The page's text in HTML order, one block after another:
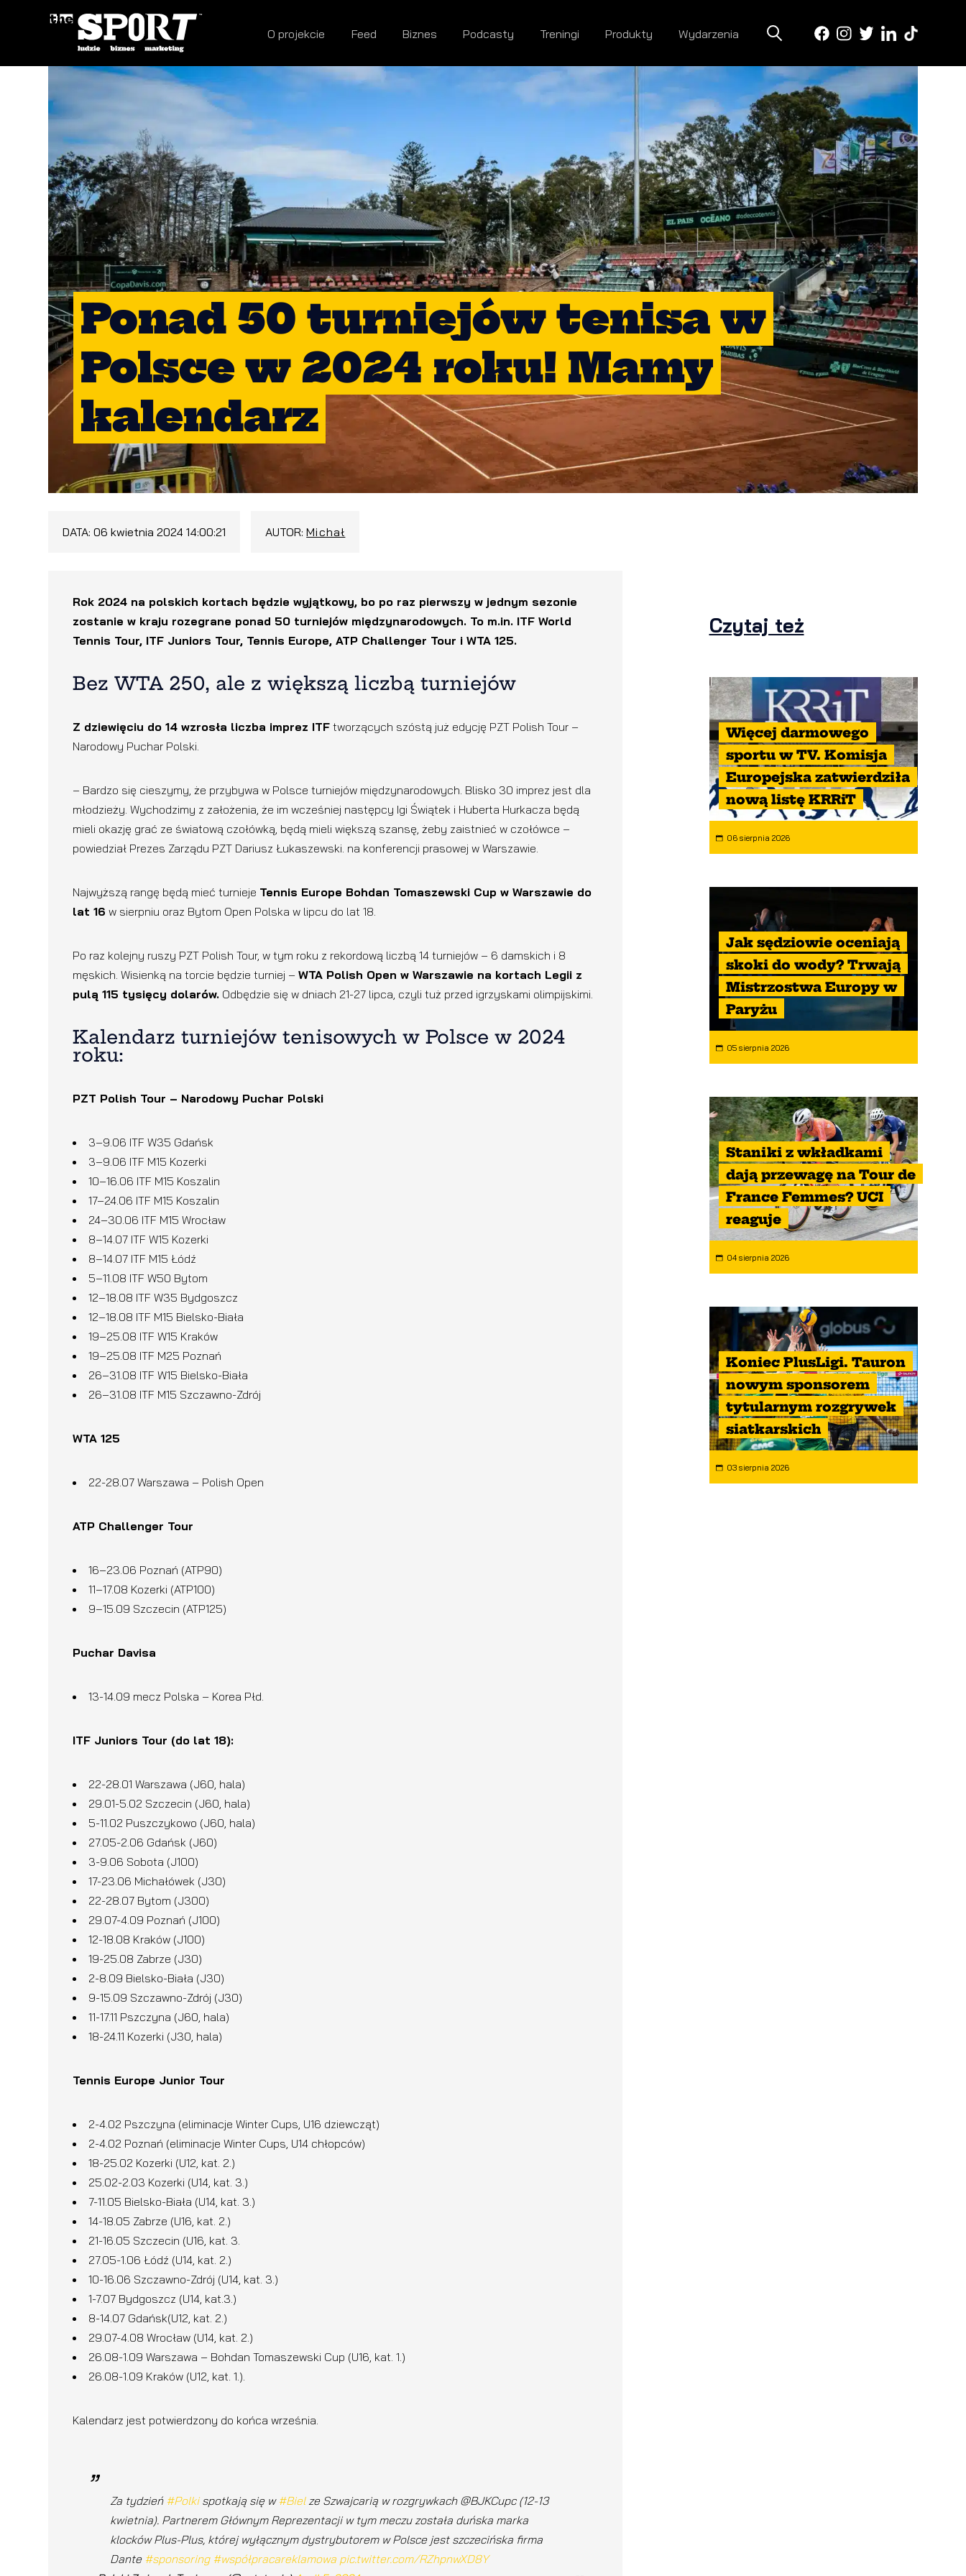
O projekcie Feed Biznes Podcasty Treningi Produkty Wydarzenia
Ponad 50 turniejów tenisa w
Polsce w 2024 roku! Mamy
kalendarz
DATA:06 kwietnia 2024 14:00:21 AUTOR:Michał
Rok 2024 na polskich kortach będzie wyjątkowy, bo po raz pierwszy w jednym sezonie
zostanie w kraju rozegrane ponad 50 turniejów międzynarodowych. To m.in. ITF World
Tennis Tour, ITF Juniors Tour, Tennis Europe, ATP Challenger Tour i WTA 125.
Bez WTA 250, ale z większą liczbą turniejów
Z dziewięciu do 14 wzrosła liczba imprez ITF tworzących szóstą już edycję PZT Polish Tour –
Narodowy Puchar Polski.
– Bardzo się cieszymy, że przybywa w Polsce turniejów międzynarodowych. Blisko 30 imprez jest dla
młodzieży. Wychodzimy z założenia, że im wcześniej następcy Igi Świątek i Huberta Hurkacza będą
mieli okazję grać ze światową czołówką, będą mieli większą szansę, żeby zaistnieć w czołówce –
powiedział Prezes Zarządu PZT Dariusz Łukaszewski. na konferencji prasowej w Warszawie.
Najwyższą rangę będą mieć turnieje Tennis Europe Bohdan Tomaszewski Cup w Warszawie do
lat 16 w sierpniu oraz Bytom Open Polska w lipcu do lat 18.
Po raz kolejny ruszy PZT Polish Tour, w tym roku z rekordową liczbą 14 turniejów – 6 damskich i 8
męskich. Wisienką na torcie będzie turniej –WTA Polish Open w Warszawie na kortach Legii z
pulą 115 tysięcy dolarów. Odbędzie się w dniach 21-27 lipca, czyli tuż przed igrzyskami olimpijskimi.
Kalendarz turniejów tenisowych w Polsce w 2024
roku:
PZT Polish Tour – Narodowy Puchar Polski
3–9.06 ITF W35 Gdańsk
3–9.06 ITF M15 Kozerki
10–16.06 ITF M15 Koszalin
17–24.06 ITF M15 Koszalin
24–30.06 ITF M15 Wrocław
8–14.07 ITF W15 Kozerki
8–14.07 ITF M15 Łódź
5–11.08 ITF W50 Bytom
12–18.08 ITF W35 Bydgoszcz
12–18.08 ITF M15 Bielsko-Biała
19–25.08 ITF W15 Kraków
19–25.08 ITF M25 Poznań
26–31.08 ITF W15 Bielsko-Biała
26–31.08 ITF M15 Szczawno-Zdrój
WTA 125
22-28.07 Warszawa – Polish Open
ATP Challenger Tour
16–23.06 Poznań (ATP90)
11–17.08 Kozerki (ATP100)
9–15.09 Szczecin (ATP125)
Puchar Davisa
13-14.09 mecz Polska – Korea Płd.
ITF Juniors Tour (do lat 18):
22-28.01 Warszawa (J60, hala)
29.01-5.02 Szczecin (J60, hala)
5-11.02 Puszczykowo (J60, hala)
27.05-2.06 Gdańsk (J60)
3-9.06 Sobota (J100)
17-23.06 Michałówek (J30)
22-28.07 Bytom (J300)
29.07-4.09 Poznań (J100)
12-18.08 Kraków (J100)
19-25.08 Zabrze (J30)
2-8.09 Bielsko-Biała (J30)
9-15.09 Szczawno-Zdrój (J30)
11-17.11 Pszczyna (J60, hala)
18-24.11 Kozerki (J30, hala)
Tennis Europe Junior Tour
2-4.02 Pszczyna (eliminacje Winter Cups, U16 dziewcząt)
2-4.02 Poznań (eliminacje Winter Cups, U14 chłopców)
18-25.02 Kozerki (U12, kat. 2.)
25.02-2.03 Kozerki (U14, kat. 3.)
7-11.05 Bielsko-Biała (U14, kat. 3.)
14-18.05 Zabrze (U16, kat. 2.)
21-16.05 Szczecin (U16, kat. 3.
27.05-1.06 Łódź (U14, kat. 2.)
10-16.06 Szczawno-Zdrój (U14, kat. 3.)
1-7.07 Bydgoszcz (U14, kat.3.)
8-14.07 Gdańsk(U12, kat. 2.)
29.07-4.08 Wrocław (U14, kat. 2.)
26.08-1.09 Warszawa – Bohdan Tomaszewski Cup (U16, kat. 1.)
26.08-1.09 Kraków (U12, kat. 1.).
Kalendarz jest potwierdzony do końca września.
Za tydzień #Polkispotkają się w#Bielze Szwajcarią w rozgrywkach @BJKCupc (12-13
kwietnia). Partnerem Głównym Reprezentacji w tym meczu została duńska marka
klocków Plus-Plus, której wyłącznym dystrybutorem w Polsce jest szczecińska firma
Dante #sponsoring #współpracareklamowa pic.twitter.com/RZhpnwXD8Y
Czytaj też
Więcej darmowego
sportu w TV. Komisja
Europejska zatwierdziła
nową listę KRRiT
06 sierpnia 2026
Jak sędziowie oceniają
skoki do wody? Trwają
Mistrzostwa Europy w
Paryżu
05 sierpnia 2026
Staniki z wkładkami
dają przewagę na Tour de
France Femmes? UCI
reaguje
04 sierpnia 2026
Koniec PlusLigi. Tauron
nowym sponsorem
tytularnym rozgrywek
siatkarskich
03 sierpnia 2026